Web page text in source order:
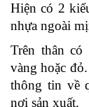
Hiện có 2
nhựa ngoài
Trên thân
vàng hoặc
thông tin về
nơi sản xuất.